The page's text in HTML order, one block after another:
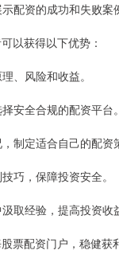
配资的成功和失败案
以获得以下优势：
、风险和收益。
安全合规的配资平台。
制定适合自己的配资
巧，保障投资安全。
取经验，提高投资收
票配资门户，稳健